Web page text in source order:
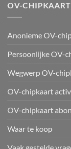
OV-CHIPKAART
Anonieme OV-
Persoonlijke OV-
Wegwerp OV-
OV-chipkaart
OV-chipkaart
Waar te koop
Vaak gestelde